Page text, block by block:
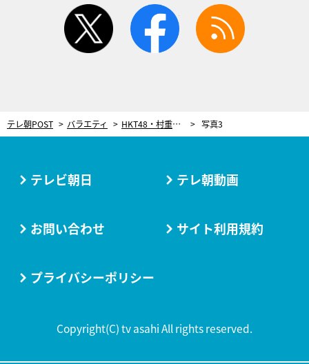
twitter facebook
テレ朝POST バラエティ HKT48・村重杏奈、卒業までの1か月に密着！「いろんな人に痩せろと言われた」暗黒時代を告白 写真3
テレビ朝日 テレ朝動画
お問い合わせ サイト利用規約
プライバシーポリシー
Copyright(C) tv asahi All rights reserved.